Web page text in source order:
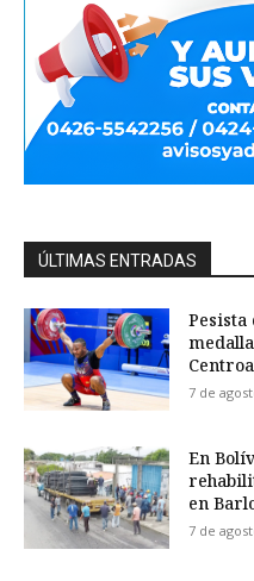
ÚLTIMAS ENTRADAS
Pesista
7 de
En
en
7 de